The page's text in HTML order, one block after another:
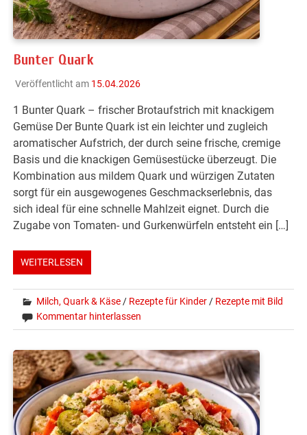
Bunter Quark
Veröffentlicht am 15.04.2026
1 Bunter Quark – frischer Brotaufstrich mit knackigem
Gemüse Der Bunte Quark ist ein leichter und zugleich
aromatischer Aufstrich, der durch seine frische, cremige
Basis und die knackigen Gemüsestücke überzeugt. Die
Kombination aus mildem Quark und würzigen Zutaten
sorgt für ein ausgewogenes Geschmackserlebnis, das
sich ideal für eine schnelle Mahlzeit eignet. Durch die
Zugabe von Tomaten- und Gurkenwürfeln entsteht ein […]
WEITERLESEN
Milch, Quark & Käse / Rezepte für Kinder / Rezepte mit Bild
Kommentar hinterlassen